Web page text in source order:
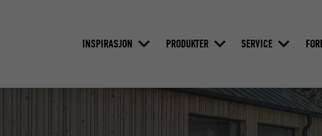
INSPIRASJON PRODUKTER SERVICE